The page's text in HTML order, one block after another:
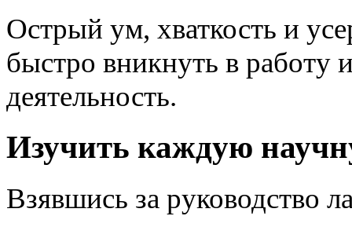
Острый ум, хваткость и
быстро вникнуть в работу
деятельность.
Изучить каждую
Взявшись за руководство